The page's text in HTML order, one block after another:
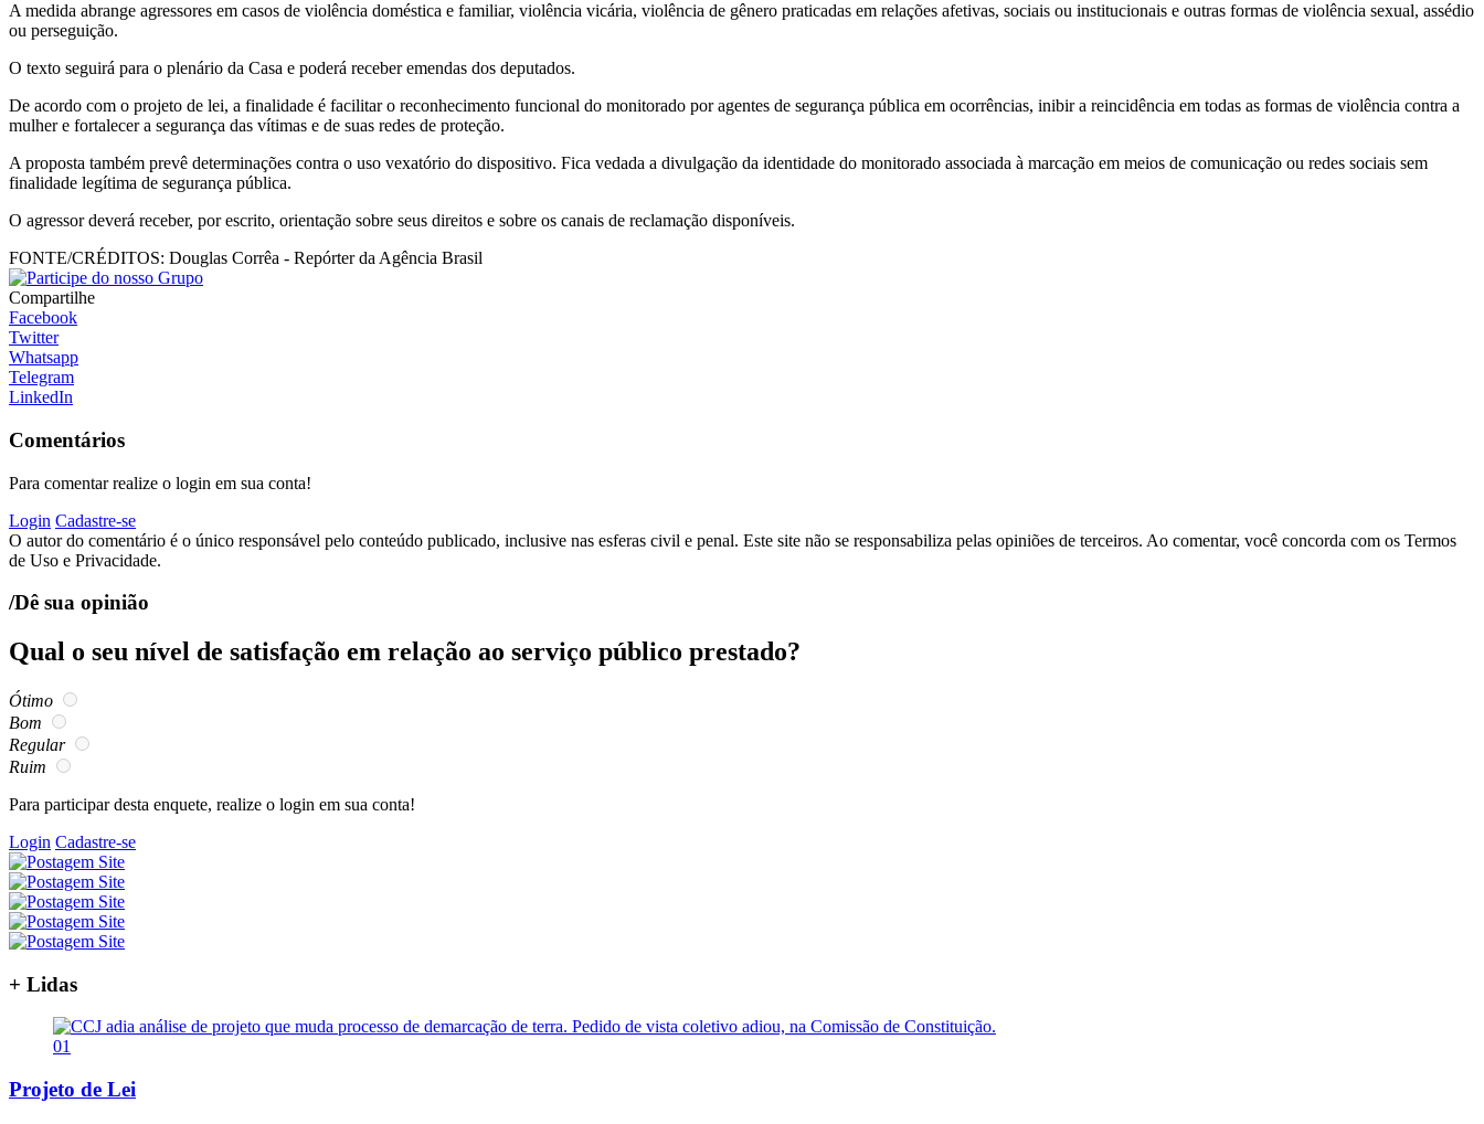
A medida abrange agressores em casos de violência doméstica e familiar, violência vicária, violência de gênero praticadas em relações afetivas, sociais ou institucionais e outras formas de violência sexual, assédio
ou perseguição.
O texto seguirá para o plenário da Casa e poderá receber emendas dos deputados.
De acordo com o projeto de lei, a finalidade é facilitar o reconhecimento funcional do monitorado por agentes de segurança pública em ocorrências, inibir a reincidência em todas as formas de violência contra a
mulher e fortalecer a segurança das vítimas e de suas redes de proteção.
A proposta também prevê determinações contra o uso vexatório do dispositivo. Fica vedada a divulgação da identidade do monitorado associada à marcação em meios de comunicação ou redes sociais sem
finalidade legítima de segurança pública.
O agressor deverá receber, por escrito, orientação sobre seus direitos e sobre os canais de reclamação disponíveis.
FONTE/CRÉDITOS: Douglas Corrêa - Repórter da Agência Brasil
Compartilhe
Facebook
Twitter
Whatsapp
Telegram
LinkedIn
Comentários
Para comentar realize o login em sua conta!
Login Cadastre-se
O autor do comentário é o único responsável pelo conteúdo publicado, inclusive nas esferas civil e penal. Este site não se responsabiliza pelas opiniões de terceiros. Ao comentar, você concorda com os Termos
de Uso e Privacidade.
/Dê sua opinião
Qual o seu nível de satisfação em relação ao serviço público prestado?
Ótimo
Bom
Regular
Ruim
Para participar desta enquete, realize o login em sua conta!
Login Cadastre-se
+ Lidas
01
Projeto de Lei